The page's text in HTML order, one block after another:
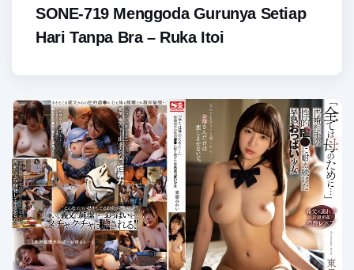
SONE-719 Menggoda Gurunya Setiap
Hari Tanpa Bra – Ruka Itoi